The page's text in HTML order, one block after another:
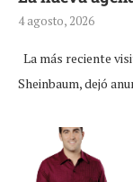
4 agosto, 2026
La más reciente
Sheinbaum, dejó